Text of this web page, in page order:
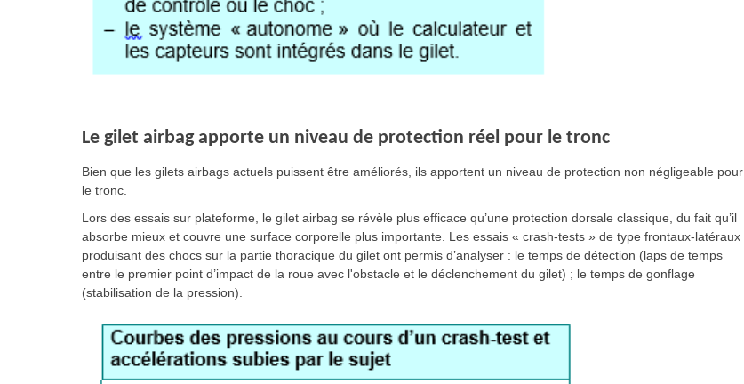
Le gilet airbag apporte un niveau de protection réel pour le tronc
Bien que les gilets airbags actuels puissent être améliorés, ils apportent un niveau de protection non négligeable pour
le tronc.
Lors des essais sur plateforme, le gilet airbag se révèle plus efficace qu’une protection dorsale classique, du fait qu’il
absorbe mieux et couvre une surface corporelle plus importante. Les essais « crash-tests » de type frontaux-latéraux
produisant des chocs sur la partie thoracique du gilet ont permis d’analyser : le temps de détection (laps de temps
entre le premier point d’impact de la roue avec l'obstacle et le déclenchement du gilet) ; le temps de gonflage
(stabilisation de la pression).